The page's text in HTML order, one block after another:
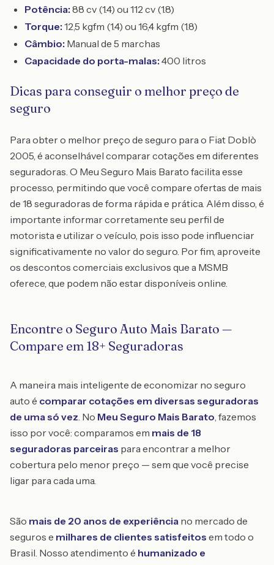
Potência: 88 cv (1.4) ou 112 cv (1.8)
Torque: 12,5 kgfm (1.4) ou 16,4 kgfm (1.8)
Câmbio: Manual de 5 marchas
Capacidade do porta-malas: 400 litros
Dicas para conseguir o melhor preço de
seguro
Para obter o melhor preço de seguro para o Fiat Doblò
2005, é aconselhável comparar cotações em diferentes
seguradoras. O Meu Seguro Mais Barato facilita esse
processo, permitindo que você compare ofertas de mais
de 18 seguradoras de forma rápida e prática. Além disso, é
importante informar corretamente seu perfil de
motorista e utilizar o veículo, pois isso pode influenciar
significativamente no valor do seguro. Por fim, aproveite
os descontos comerciais exclusivos que a MSMB
oferece, que podem não estar disponíveis online.
Encontre o Seguro Auto Mais Barato —
Compare em 18+ Seguradoras
A maneira mais inteligente de economizar no seguro
auto é comparar cotações em diversas seguradoras
de uma só vez. No Meu Seguro Mais Barato, fazemos
isso por você: comparamos em mais de 18
seguradoras parceiras para encontrar a melhor
cobertura pelo menor preço — sem que você precise
ligar para cada uma.
São mais de 20 anos de experiência no mercado de
seguros e milhares de clientes satisfeitos em todo o
Brasil. Nosso atendimento é humanizado e